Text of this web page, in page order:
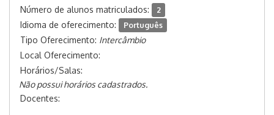
Número de alunos matriculados: 2
Idioma de oferecimento: Português
Tipo Oferecimento: Intercâmbio
Local Oferecimento:
Horários/Salas:
Não possui horários cadastrados.
Docentes: